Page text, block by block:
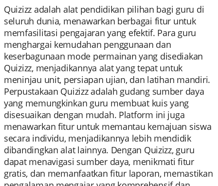
Quizizz adalah alat pendidikan pilihan bagi guru di
seluruh dunia, menawarkan berbagai fitur untuk
memfasilitasi pengajaran yang efektif. Para guru
menghargai kemudahan penggunaan dan
keserbagunaan mode permainan yang disediakan
Quizizz, menjadikannya alat yang tepat untuk
meninjau unit, persiapan ujian, dan latihan mandiri.
Perpustakaan Quizizz adalah gudang sumber daya
yang memungkinkan guru membuat kuis yang
disesuaikan dengan mudah. Platform ini juga
menawarkan fitur untuk memantau kemajuan siswa
secara individu, menjadikannya lebih mendidik
dibandingkan alat lainnya. Dengan Quizizz, guru
dapat menavigasi sumber daya, menikmati fitur
gratis, dan memanfaatkan fitur laporan, memastikan